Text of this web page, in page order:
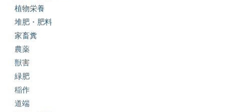
植物栄養
堆肥・肥料
家畜糞
農薬
獣害
緑肥
稲作
道端